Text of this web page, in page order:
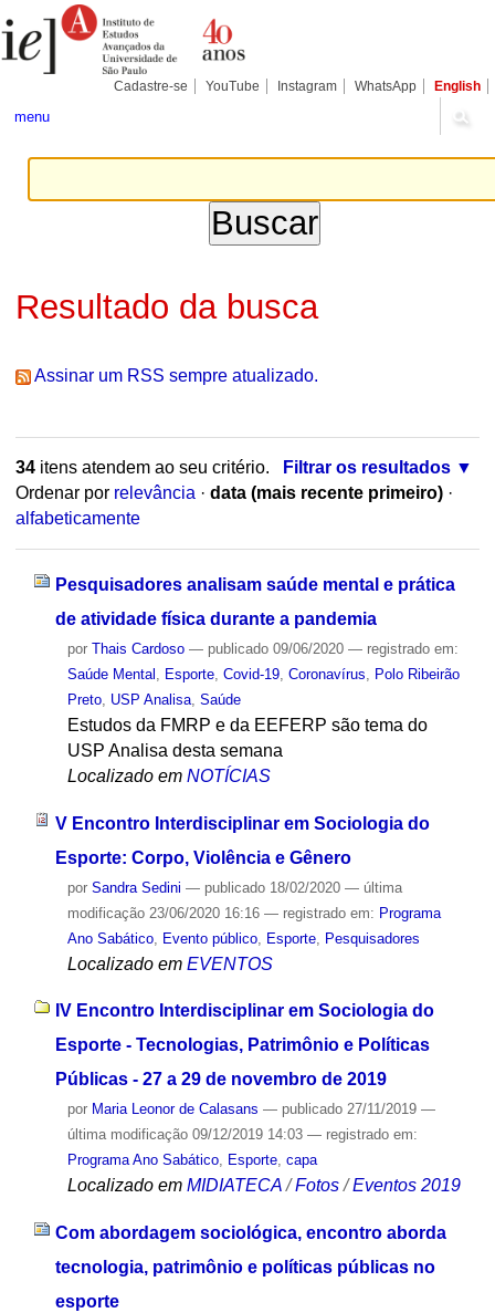
para
conteúdo.
Pessoais
Cadastre-se YouTube Instagram WhatsApp English
menu
Resultado da busca
Assinar um RSS sempre atualizado.
34itens atendem ao seu critério.
Filtrar os resultados
Ordenar por relevância · data (mais recente primeiro) ·
alfabeticamente
Pesquisadores analisam saúde mental e prática
de atividade física durante a pandemia
por Thais Cardoso — publicado09/06/2020 — registrado em:
Saúde Mental
Esporte, Covid-19, Coronavírus
Polo Ribeirão
Preto, USP Analisa, Saúde
Estudos da FMRP e da EEFERP são tema do
USP Analisa desta semana
Localizado em NOTÍCIAS
V Encontro Interdisciplinar em Sociologia do
Esporte: Corpo, Violência e Gênero
por Sandra Sedini — publicado18/02/2020 — última
modificação23/06/2020 16:16 — registrado em: Programa
Ano Sabático, Evento público, Esporte, Pesquisadores
Localizado em EVENTOS
IV Encontro Interdisciplinar em Sociologia do
Esporte - Tecnologias, Patrimônio e Políticas
Públicas - 27 a 29 de novembro de 2019
por Maria Leonor de Calasans — publicado27/11/2019 —
última modificação09/12/2019 14:03 — registrado em:
Programa Ano Sabático, Esporte, capa
Localizado em MIDIATECA /Fotos /Eventos 2019
Com abordagem sociológica, encontro aborda
tecnologia, patrimônio e políticas públicas no
esporte